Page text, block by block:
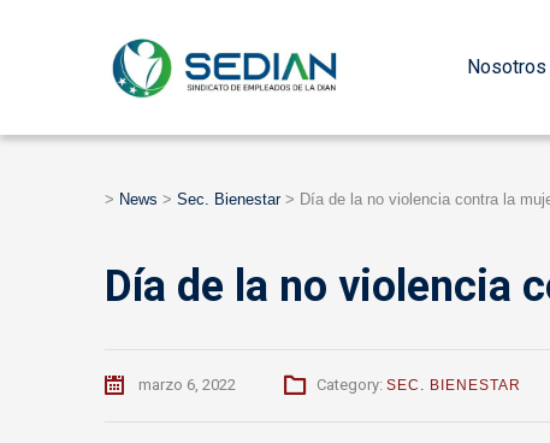
Nosotros
> News > Sec. Bienestar> Día de la no violencia contra la
Día de la no violencia
marzo 6, 2022 Category: SEC. BIENESTAR